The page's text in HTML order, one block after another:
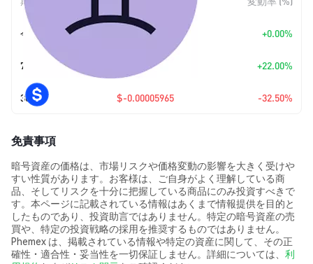
今日 $0.00 +0.00%
7日 $0.00002234 +22.00%
30日 $-0.00005965 -32.50%
免責事項
暗号資産の価格は、市場リスクや価格変動の影響を大きく受けや
すい性質があります。お客様は、ご自身がよく理解している商
品、そしてリスクを十分に把握している商品にのみ投資すべきで
す。本ページに記載されている情報はあくまで情報提供を目的と
したものであり、投資助言ではありません。特定の暗号資産の売
買や、特定の投資戦略の採用を推奨するものではありません。
Phemex は、掲載されている情報や特定の資産に関して、その正
確性・適合性・妥当性を一切保証しません。詳細については、 利